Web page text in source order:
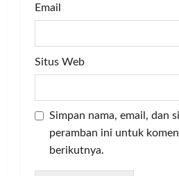
Email
Situs Web
Simpan nama, email, dan
peramban ini untuk
berikutnya.